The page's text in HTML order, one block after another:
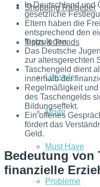
Shopping Ratgeber
Tipps & Trends
Lifestyle
Mode
Must Have
Probleme
In Deutschland und
gesetzliche
Eltern haben die
entsprechend den
festzulegen.
Das Deutsche
zur altersgerechten
Taschengeld dient
innerhalb der
Regelmäßigkeit
des Taschengelds
Bildungseffekt.
Ein offenes
fördert das
Geld.
Bedeutung von
finanzielle